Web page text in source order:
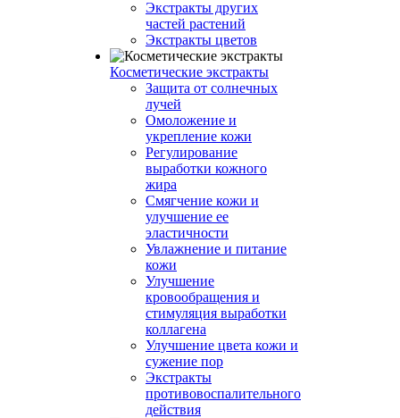
Экстракты других
частей растений
Экстракты цветов
Косметические экстракты
Защита от солнечных
лучей
Омоложение и
укрепление кожи
Регулирование
выработки кожного
жира
Смягчение кожи и
улучшение ее
эластичности
Увлажнение и питание
кожи
Улучшение
кровообращения и
стимуляция выработки
коллагена
Улучшение цвета кожи и
сужение пор
Экстракты
противовоспалительного
действия